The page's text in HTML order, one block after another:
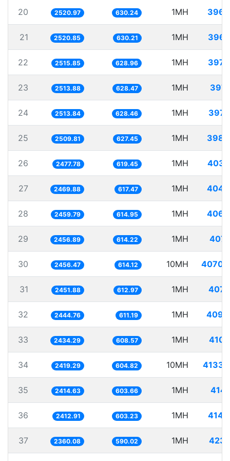
20 2520.97 630.24 1MH
21 2520.85 630.21 1MH
22 2515.85 628.96 1MH
23 2513.88 628.47 1MH
24 2513.84 628.46 1MH
25 2509.81 627.45 1MH
26 2477.78 619.45 1MH
27 2469.88 617.47 1MH
28 2459.79 614.95 1MH
29 2456.89 614.22 1MH
30 2456.47 614.12 10MH
31 2451.88 612.97 1MH
32 2444.76 611.19 1MH
33 2434.29 608.57 1MH
34 2419.29 604.82 10MH
35 2414.63 603.66 1MH
36 2412.91 603.23 1MH
37 2360.08 590.02 1MH